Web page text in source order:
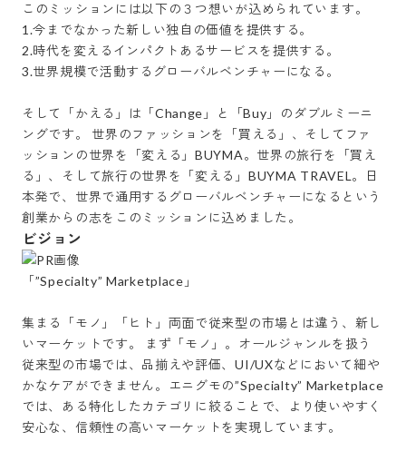
このミッションには以下の３つ想いが込められています。
1.今までなかった新しい独自の価値を提供する。
2.時代を変えるインパクトあるサービスを提供する。
3.世界規模で活動するグローバルベンチャーになる。
そして「かえる」は「Change」と「Buy」のダブルミーニ
ングです。 世界のファッションを「買える」、そしてファ
ッションの世界を「変える」BUYMA。世界の旅行を「買え
る」、そして旅行の世界を「変える」BUYMA TRAVEL。日
本発で、世界で通用するグローバルベンチャーになるという
創業からの志をこのミッションに込めました。
ビジョン
「”Specialty” Marketplace」
集まる「モノ」「ヒト」両面で従来型の市場とは違う、新し
いマーケットです。 まず「モノ」。オールジャンルを扱う
従来型の市場では、品揃えや評価、UI/UXなどにおいて細や
かなケアができません。エニグモの”Specialty” Marketplace
では、ある特化したカテゴリに絞ることで、より使いやすく
安心な、信頼性の高いマーケットを実現しています。